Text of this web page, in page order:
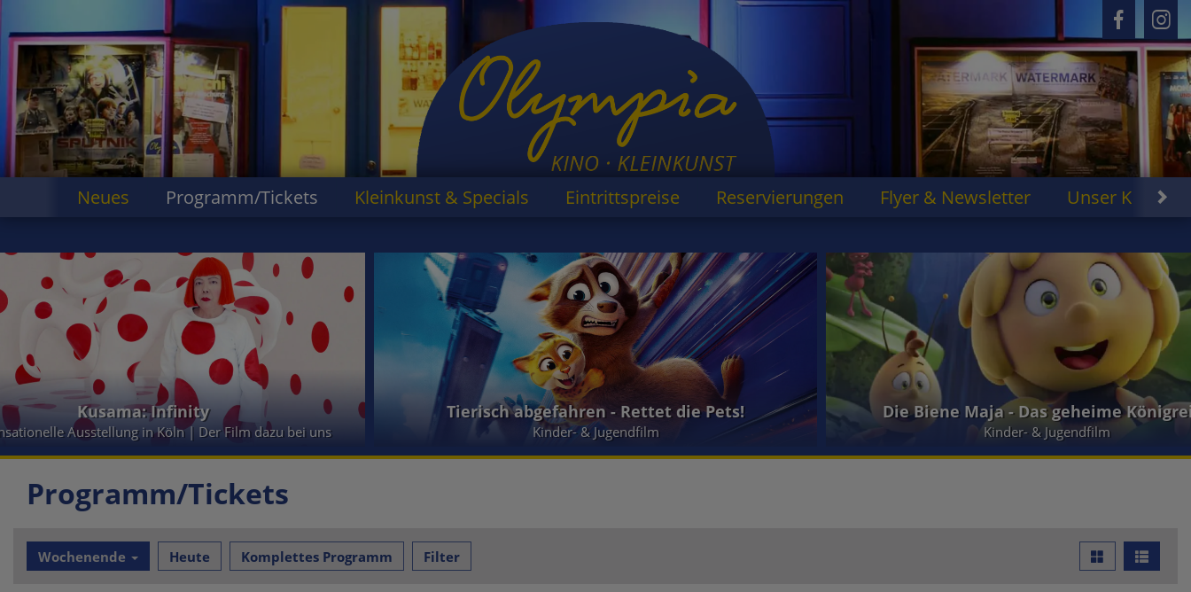
Neues Programm/Tickets Kleinkunst & Specials Eintrittspreise Reservierungen Flyer & Newsletter Unser Kino
abgefahren - Rettet die Pets!
Kinder- & Jugendfilm
Die Biene Maja - Das geheime Königreich
Kinder- & Jugendfilm Ein Sommer in Paris
Programm/Tickets
Wochenende Heute Komplettes Programm Filter